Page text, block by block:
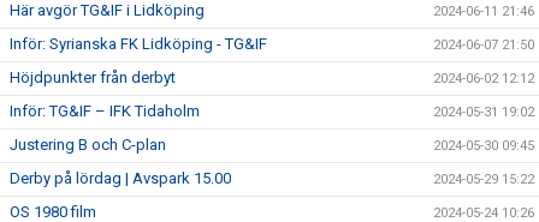
Här avgör TG&IF i Lidköping 2024-06-11 21:46
Inför: Syrianska FK Lidköping - TG&IF 2024-06-07 21:50
Höjdpunkter från derbyt 2024-06-02 12:12
Inför: TG&IF – IFK Tidaholm 2024-05-31 19:02
Justering B och C-plan 2024-05-30 09:45
Derby på lördag | Avspark 15.00 2024-05-29 15:22
OS 1980 film 2024-05-24 10:26